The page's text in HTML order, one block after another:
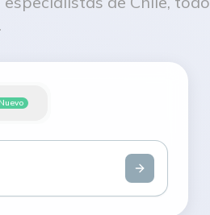
Nuevo